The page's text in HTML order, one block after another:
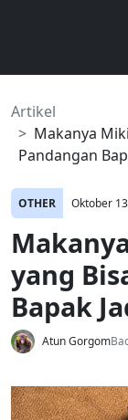
Artikel
Makanya
Pandangan
OTHER Oktober
yang
Bapak
Atun Gorgom